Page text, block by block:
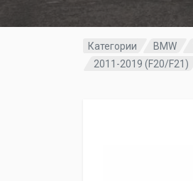
Категории BMW
2011-2019 (F20/F21)